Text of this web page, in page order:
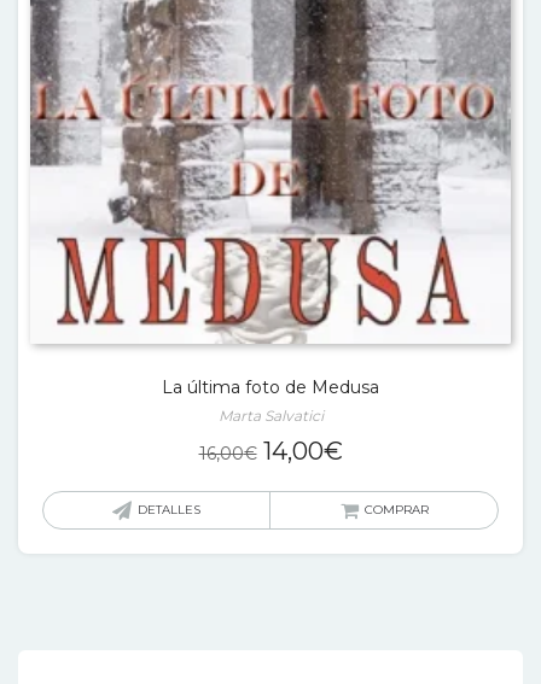
La última foto de Medusa
Marta Salvatici
16,00€ El
original
14,00€El
actual
DETALLES COMPRAR